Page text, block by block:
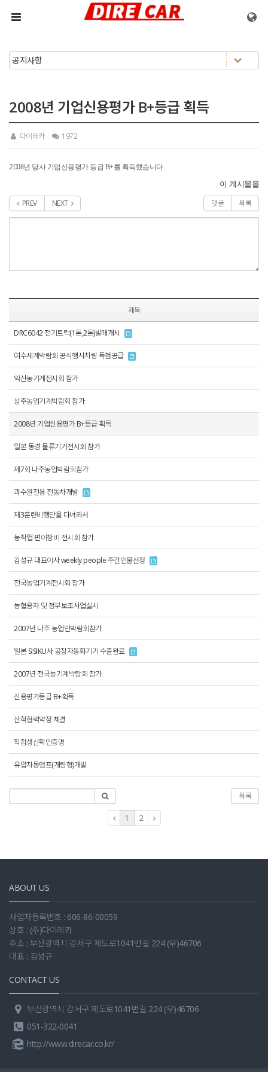
메뉴 건너뛰기
2008년 기업신용평가 B+등급 획득
다이레카 1972
2008년 당사 기업신용평가 등급 B+를 획득했습니다
이 게시물을
PREV NEXT 댓글 목록
제목
DRC6042 전기트럭(1톤,2톤)발매개시
여수세계박람회 공식행사차량 독점공급
익산농기계전시회 참가
상주농업기계박람회 참가
2008년 기업신용평가 B+등급 획득
일본 동경 물류기기전시회 참가
제7회 나주농업박람회참가
과수원전용 전동차개발
제3훈련비행단을 다녀와서
농작업 편이장비 전시회 참가
김성규 대표이사 weekly people 주간인물선정
전국농업기계전시회 참가
농협융자 및 정부보조사업실시
2007년 나주 농업인박람회참가
일본 SISIKU사 공장자동화기기 수출완료
2007년 전국농기계박람회 참가
신용평가등급 B+획득
산학협력약정 체결
직접생산확인증명
유압자동덤프(개량형)개발
목록
1 2
ABOUT US
사업자등록번호 : 606-86-00059
상호 : (주)다이레카
주소 : 부산광역시 강서구 제도로1041번길 224 (우)46706
대표 : 김성규
CONTACT US
부산광역시 강서구 제도로1041번길 224 (우)46706
051-322-0041
http://www.direcar.co.kr/